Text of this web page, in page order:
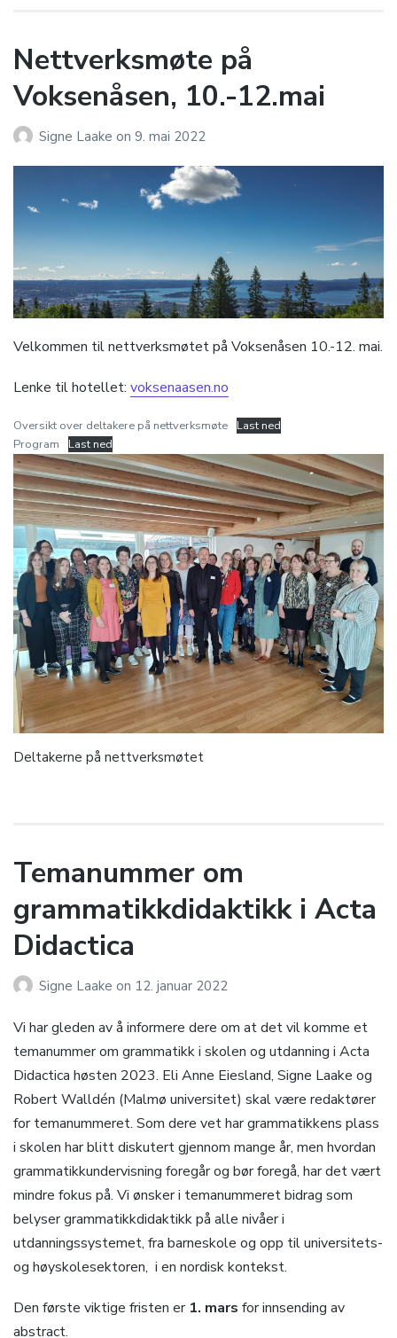
Nettverksmøte på
Voksenåsen, 10.-12.mai
Signe Laake on 9. mai 2022
Velkommen til nettverksmøtet på Voksenåsen 10.-12. mai.
Lenke til hotellet: voksenaasen.no
Oversikt over deltakere på nettverksmøte
Last ned
Program
Last ned
Deltakerne på nettverksmøtet
Temanummer om
grammatikkdidaktikk i Acta
Didactica
Signe Laake on 12. januar 2022
Vi har gleden av å informere dere om at det vil komme et
temanummer om grammatikk i skolen og utdanning i Acta
Didactica høsten 2023. Eli Anne Eiesland, Signe Laake og
Robert Walldén (Malmø universitet) skal være redaktører
for temanummeret. Som dere vet har grammatikkens plass
i skolen har blitt diskutert gjennom mange år, men hvordan
grammatikkundervisning foregår og bør foregå, har det vært
mindre fokus på. Vi ønsker i temanummeret bidrag som
belyser grammatikkdidaktikk på alle nivåer i
utdanningssystemet, fra barneskole og opp til universitets-
og høyskolesektoren, i en nordisk kontekst.
Den første viktige fristen er 1. mars for innsending av
abstract.